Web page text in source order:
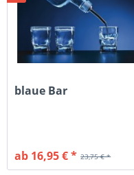
blaue Bar
23,75 € *
ab 16,95 € *